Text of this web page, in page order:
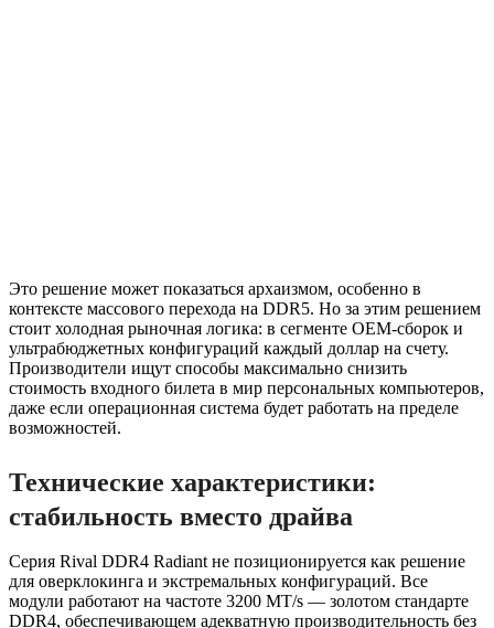
Это решение может показаться архаизмом, особенно в
контексте массового перехода на DDR5. Но за этим решением
стоит холодная рыночная логика: в сегменте OEM-сборок и
ультрабюджетных конфигураций каждый доллар на счету.
Производители ищут способы максимально снизить
стоимость входного билета в мир персональных компьютеров,
даже если операционная система будет работать на пределе
возможностей.
Технические характеристики:
стабильность вместо драйва
Серия Rival DDR4 Radiant не позиционируется как решение
для оверклокинга и экстремальных конфигураций. Все
модули работают на частоте 3200 MT/s — золотом стандарте
DDR4, обеспечивающем адекватную производительность без